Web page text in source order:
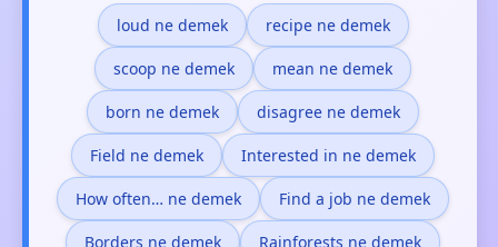
loud ne demek recipe ne demek
scoop ne demek mean ne demek
born ne demek disagree ne demek
Field ne demek Interested in ne demek
How often… ne demek Find a job ne demek
Borders ne demek Rainforests ne demek